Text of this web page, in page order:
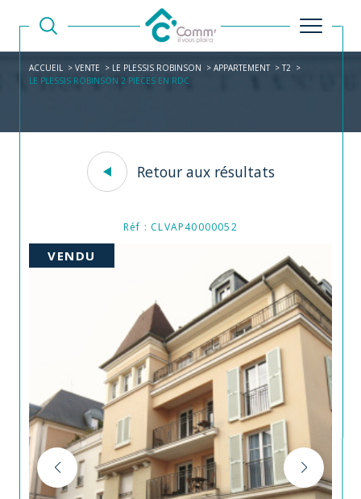
ACCUEIL VENTE LE PLESSIS ROBINSON APPARTEMENT
T2
LE PLESSIS ROBINSON 2 PIECES EN RDC
Retour aux résultats
Réf : CLVAP40000052
VENDU